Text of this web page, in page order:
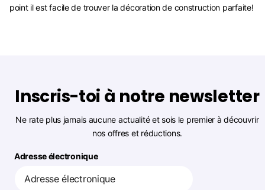
point il est facile de trouver la décoration de construction parfaite!
Inscris-toi à notre newsletter
Ne rate plus jamais aucune actualité et sois le premier à découvrir
nos offres et réductions.
Adresse électronique